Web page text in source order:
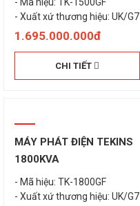
- Xuất xứ thương hiệu: UK/G7
1.695.000.000đ
CHI TIẾT
MÁY PHÁT ĐIỆN TEKINS
1800KVA
- Mã hiệu: TK-1800GF
- Xuất xứ thương hiệu: UK/G7